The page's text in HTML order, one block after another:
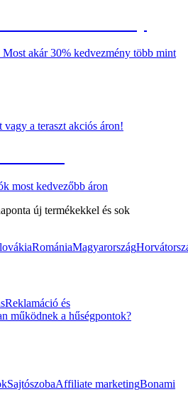
akár 30% kedvezmény több mint
a teraszt akciós áron!
most kedvezőbb áron
új termékekkel és sok
RomániaMagyarország
Reklamáció és
működnek a hűségpontok?
SajtószobaAffiliate marketingBonami